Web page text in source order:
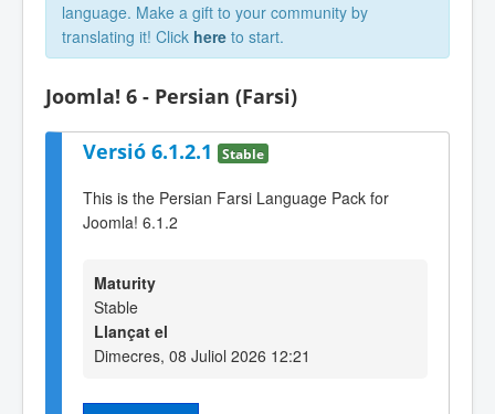
language. Make a gift to your community by
translating it! Click here to start.
Joomla! 6 - Persian (Farsi)
Versió 6.1.2.1 Stable
This is the Persian Farsi Language Pack for
Joomla! 6.1.2
Maturity
Stable
Llançat el
Dimecres, 08 Juliol 2026 12:21